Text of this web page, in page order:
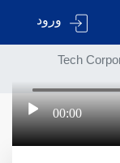
ورود
00:00